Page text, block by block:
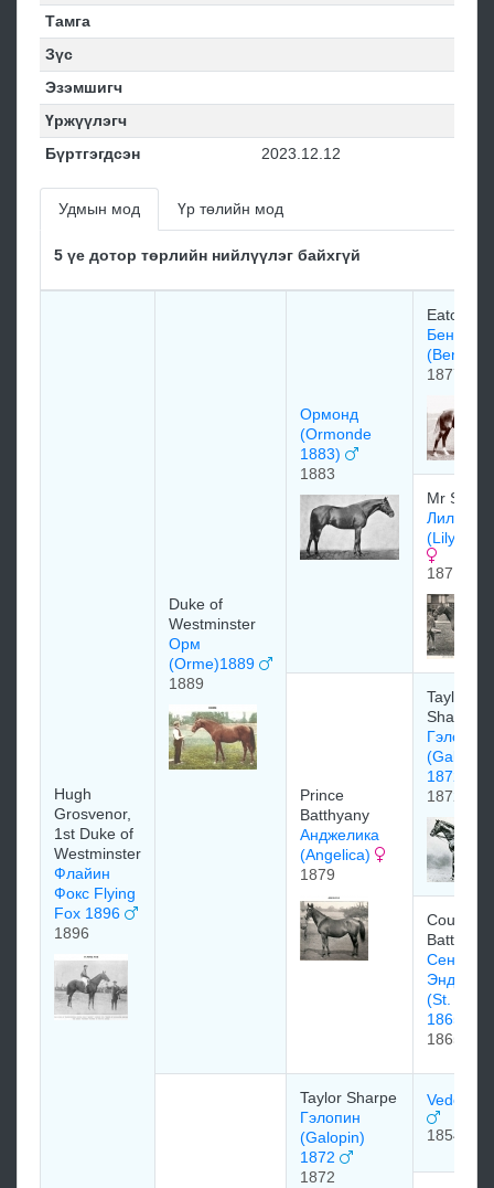
Тамга
Зүс
Эзэмшигч
Үржүүлэгч
Бүртгэгдсэн
2023.12.12
Удмын мод Үр төлийн мод
5 үе дотор төрлийн нийлүүлэг байхгүй
Hugh
Grosvenor,
1st Duke of
Westminster
Флайин
Фокс Flying
Fox 1896
1896
Duke of
Westminster
Орм
(Orme)1889
1889
Ормонд
(Ormonde
1883)
1883
Eaton
Бенд Ор
(Bend
1877
Mr
Лилли
(Lily
1871
Prince
Batthyany
Анджелика
(Angelica)
1879
Taylor
Sharpe
Гэлопин
(Galopin)
1872
1872
Count
Сент
Энджела
(St.
1865)
1865
Taylor Sharpe
Гэлопин
(Galopin)
1872
1872
Vedette
1854